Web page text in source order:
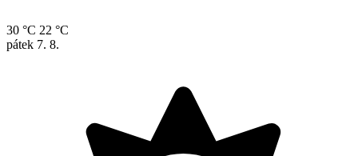
30 °C 22 °C
pátek 7. 8.